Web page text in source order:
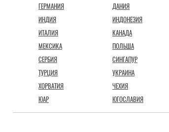
ГЕРМАНИЯ
ДАНИЯ
ИНДИЯ
ИНДОНЕЗИЯ
ИТАЛИЯ
КАНАДА
МЕКСИКА
ПОЛЬША
СЕРБИЯ
СИНГАПУР
ТУРЦИЯ
УКРАИНА
ХОРВАТИЯ
ЧЕХИЯ
ЮАР
ЮГОСЛАВИЯ